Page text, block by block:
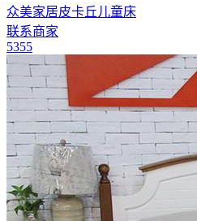
众美家居皮卡丘儿童床
联系商家
5355